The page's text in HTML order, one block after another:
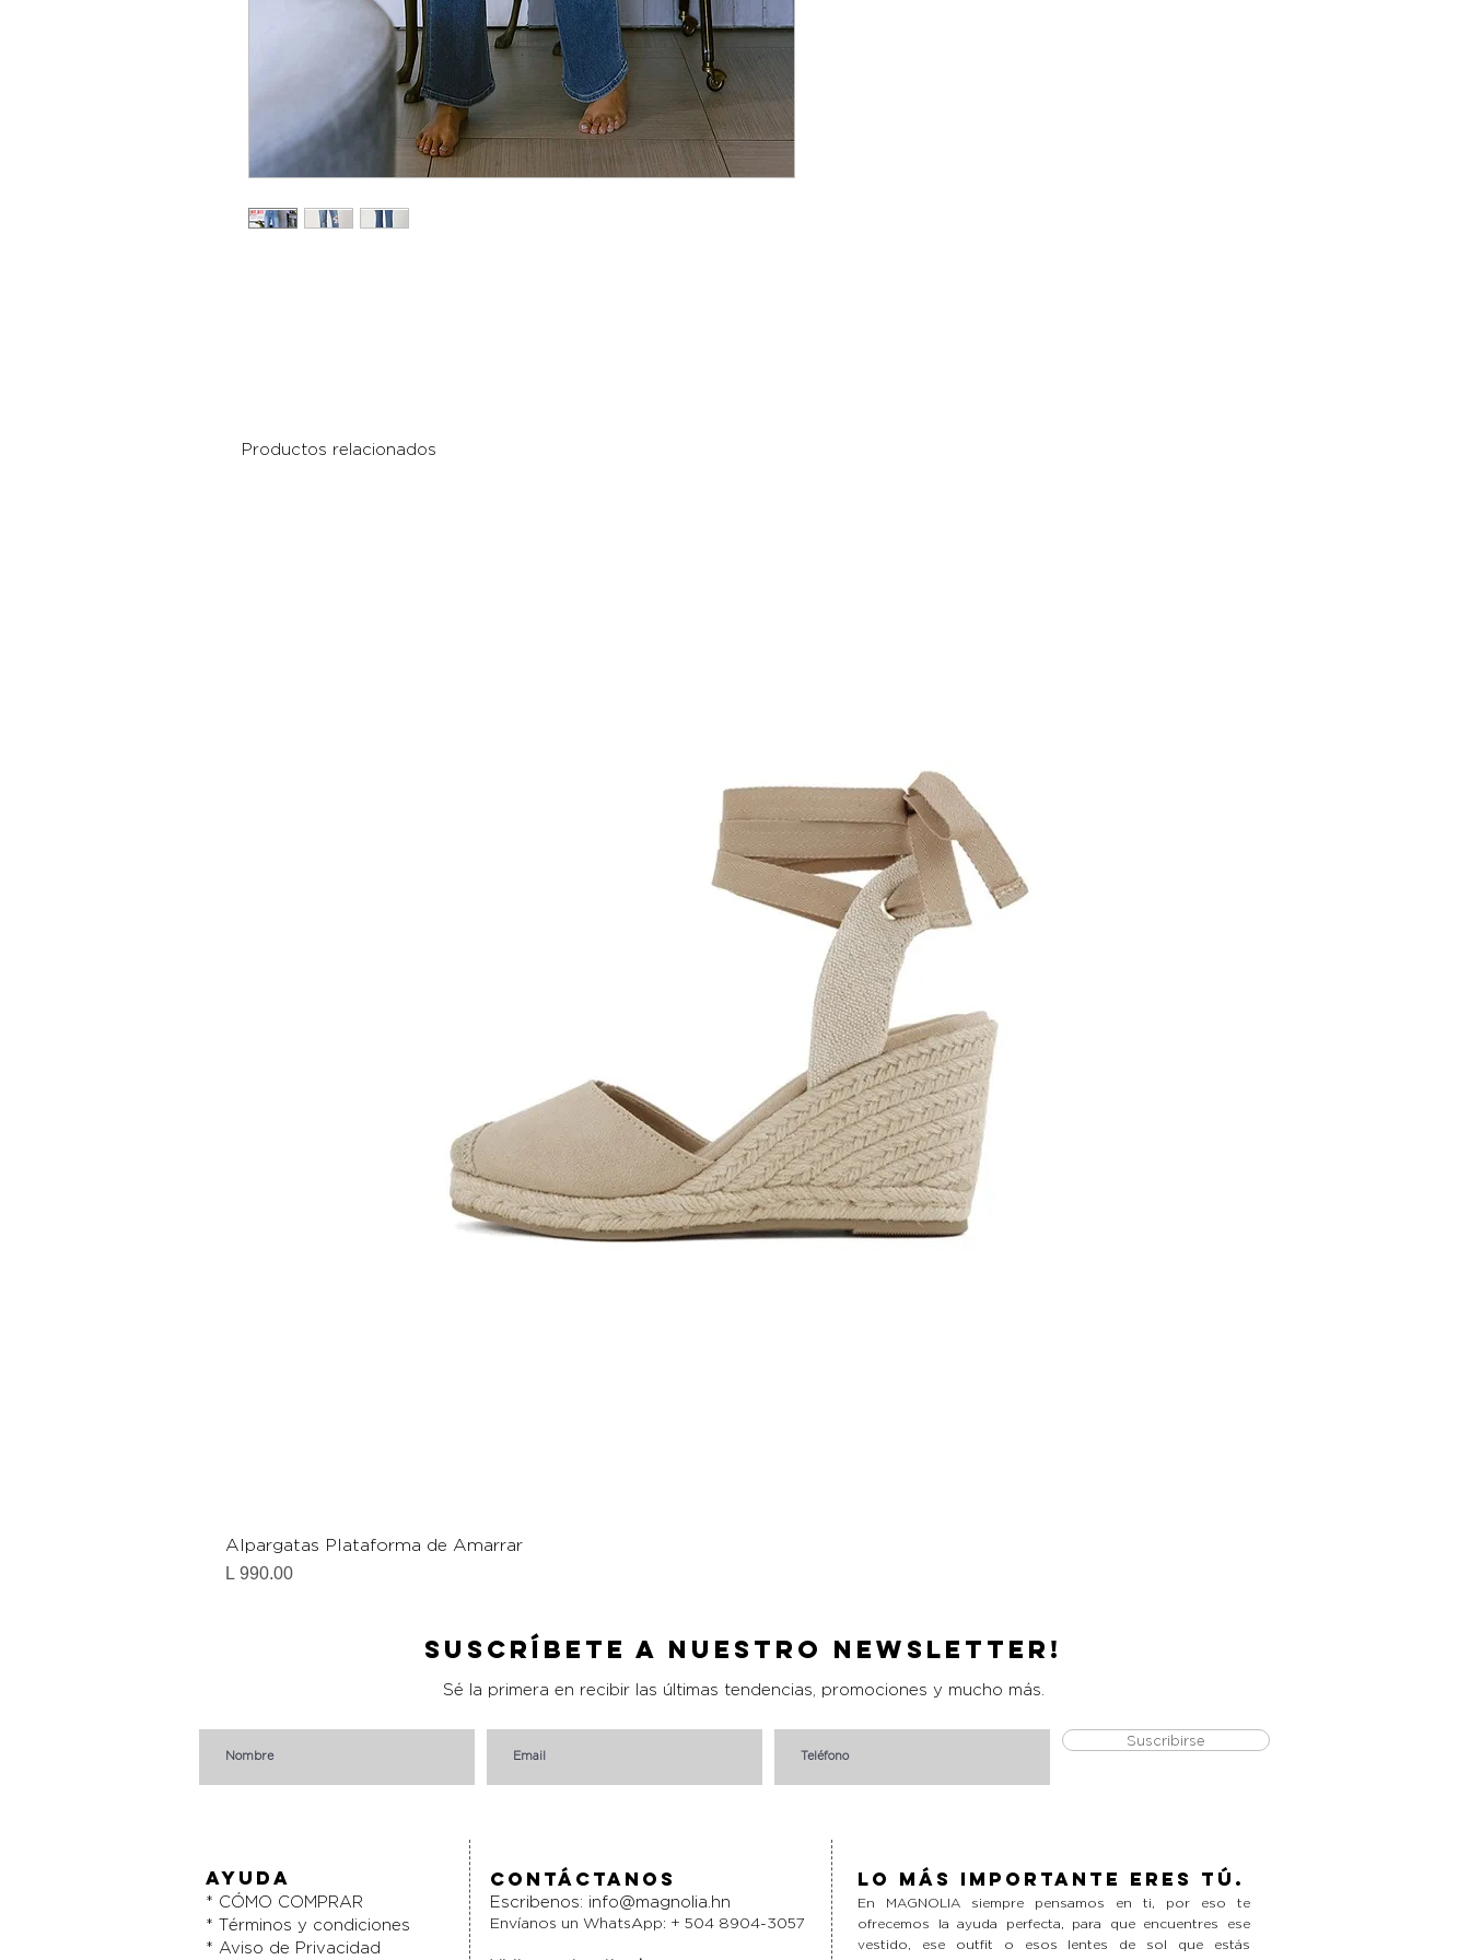
Productos relacionados
Alpargatas Plataforma de Amarrar
Precio
L 990.00
Suscríbete a nuestro Newsletter!
Sé la primera en recibir las últimas tendencias, promociones y mucho más.
Suscribirse
AYUDA
* CÓMO COMPRAR
* Términos y condiciones
* Aviso de Privacidad
Contáctanos
Escribenos: info@magnolia.hn
Envíanos un WhatsApp: + 504 8904-3057
Lo más importante eres tú.
En MAGNOLIA siempre pensamos en ti, por eso te
ofrecemos la ayuda perfecta, para que encuentres ese
vestido, ese outfit o esos lentes de sol que estás